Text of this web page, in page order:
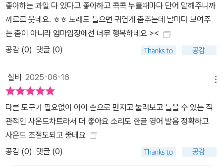
좋아하는 과일 다 있다고 좋아하고 콕콕 누를때마다 단어 말해주니까
꺄르르 웃네요. ㅎㅎ 노래도 들으면 귀엽게 춤추는데 날마다 보여주
는 춤이 아니라 엄마입장에선 너무 행복하네요 ><
공감 (0) 댓글 (0)
실비 2025-06-16
다른 도구가 필요없이 아이 손으로 만지고 눌러보고 들을 수 있는 직
관적인 사운드차트라서 더 좋아요 소리도 한글 영어 발음 정확하고
사운드 조절도되고 좋네요
공감 (0) 댓글 (0)